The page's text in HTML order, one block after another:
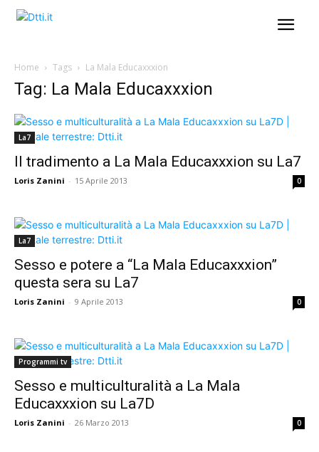
Home Tags La Mala Educaxxxion
Tag: La Mala Educaxxxion
La7
Il tradimento a La Mala Educaxxxion su La7
Loris Zanini - 15 Aprile 2013 0
La7
Sesso e potere a “La Mala Educaxxxion”
questa sera su La7
Loris Zanini - 9 Aprile 2013 0
Programmi tv
Sesso e multiculturalità a La Mala
Educaxxxion su La7D
Loris Zanini - 26 Marzo 2013 0